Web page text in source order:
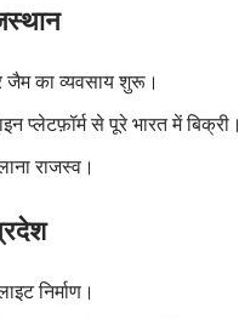
का व्यवसाय शुरू।
प्लेटफ़ॉर्म से पूरे भारत में बिक्री।
राजस्व।
निर्माण।